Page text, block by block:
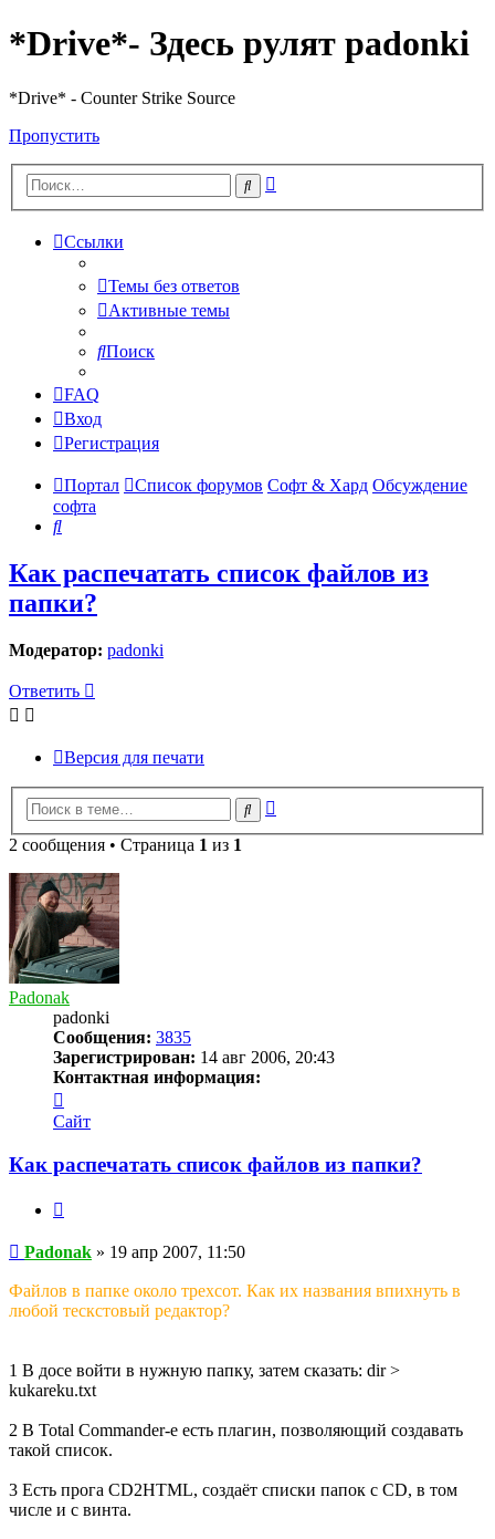
*Drive*- Здесь рулят padonki
*Drive* - Counter Strike Source
Пропустить
Поиск
Ссылки
Темы без ответов
Активные темы
Поиск
FAQ
Вход
Регистрация
Портал Список форумов Софт & Хард Обсуждение
софта
Поиск
Как распечатать список файлов из
папки?
Модератор: padonki
Ответить
Версия для печати
Поиск
2 сообщения • Страница 1 из 1
Padonak
padonki
Сообщения: 3835
Зарегистрирован: 14 авг 2006, 20:43
Контактная информация:
информация
пользователя
Сайт
Как распечатать список файлов из папки?
Сообщение
Padonak » 19 апр 2007, 11:50
Файлов в папке около трехсот. Как их названия впихнуть в
любой тескстовый редактор?
1 В досе войти в нужную папку, затем сказать: dir >
kukareku.txt
2 В Total Commander-е есть плагин, позволяющий создавать
такой список.
3 Есть прога CD2HTML, создаёт списки папок с CD, в том
числе и с винта.